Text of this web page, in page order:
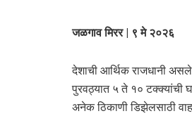
जळगाव मिरर | ९ मे २०२६
देशाची आर्थिक राजधानी
पुरवठ्यात ५ ते १० टक्क्यांची
अनेक ठिकाणी डिझेलसाठी